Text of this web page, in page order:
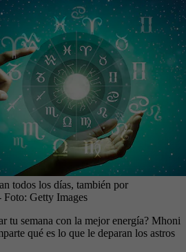
todos los días, también por
Foto: Getty Images
tu semana con la mejor energía? Mhoni
qué es lo que le deparan los astros